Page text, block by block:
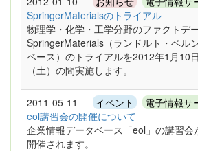
SpringerMaterialsのトライアル
物理学・化学・工学分野のファクトデ
SpringerMaterials（ランドルト・ベル
ベース）のトライアルを2012年1月10
（土）の間実施します。
2011-05-11 イベント 電子情報サ
eol講習会の開催について
企業情報データベース「eol」の講習会
開催されます。